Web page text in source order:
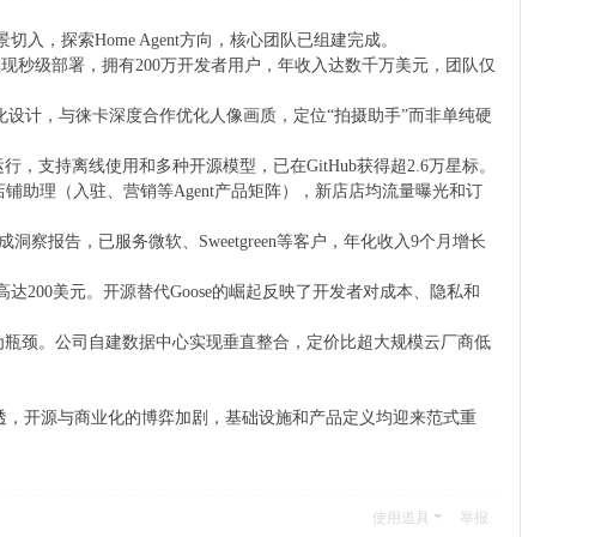
入，探索Home Agent方向，核心团队已组建完成。
秒级部署，拥有200万开发者用户，年收入达数千万美元，团队仅
计，与徕卡深度合作优化人像画质，定位“拍摄助手”而非单纯硬
，支持离线使用和多种开源模型，已在GitHub获得超2.6万星标。
助理（入驻、营销等Agent产品矩阵），新店店均流量曝光和订
察报告，已服务微软、Sweetgreen等客户，年化收入9个月增长
200美元。开源替代Goose的崛起反映了开发者对成本、隐私和
颈。公司自建数据中心实现垂直整合，定价比超大规模云厂商低
开源与商业化的博弈加剧，基础设施和产品定义均迎来范式重
使用道具 举报